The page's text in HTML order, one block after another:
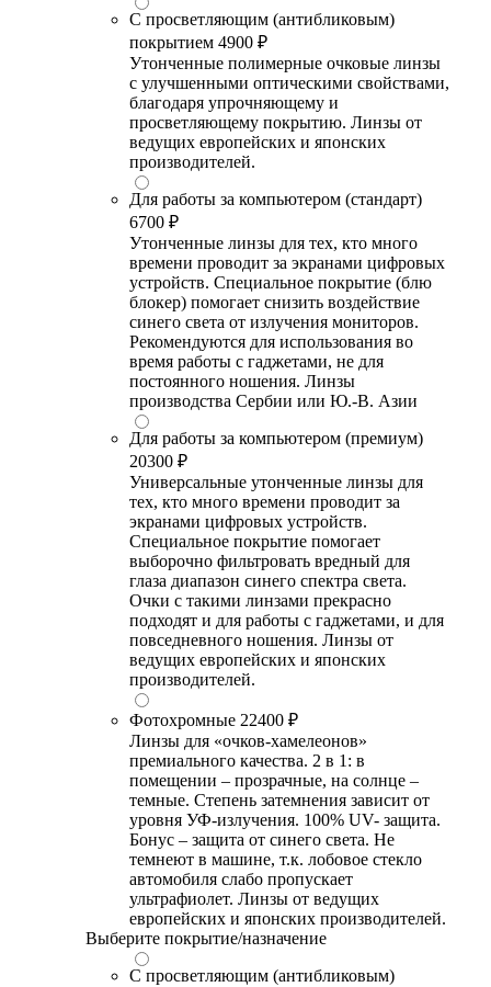
С просветляющим (антибликовым)
покрытием 4900 ₽
Утонченные полимерные очковые линзы
с улучшенными оптическими свойствами,
благодаря упрочняющему и
просветляющему покрытию. Линзы от
ведущих европейских и японских
производителей.
Для работы за компьютером (стандарт)
6700 ₽
Утонченные линзы для тех, кто много
времени проводит за экранами цифровых
устройств. Специальное покрытие (блю
блокер) помогает снизить воздействие
синего света от излучения мониторов.
Рекомендуются для использования во
время работы с гаджетами, не для
постоянного ношения. Линзы
производства Сербии или Ю.-В. Азии
Для работы за компьютером (премиум)
20300 ₽
Универсальные утонченные линзы для
тех, кто много времени проводит за
экранами цифровых устройств.
Специальное покрытие помогает
выборочно фильтровать вредный для
глаза диапазон синего спектра света.
Очки с такими линзами прекрасно
подходят и для работы с гаджетами, и для
повседневного ношения. Линзы от
ведущих европейских и японских
производителей.
Фотохромные 22400 ₽
Линзы для «очков-хамелеонов»
премиального качества. 2 в 1: в
помещении – прозрачные, на солнце –
темные. Степень затемнения зависит от
уровня УФ-излучения. 100% UV- защита.
Бонус – защита от синего света. Не
темнеют в машине, т.к. лобовое стекло
автомобиля слабо пропускает
ультрафиолет. Линзы от ведущих
европейских и японских производителей.
Выберите покрытие/назначение
С просветляющим (антибликовым)